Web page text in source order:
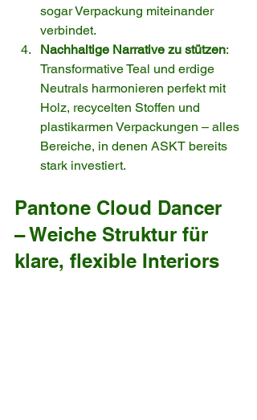
sogar Verpackung miteinander
verbindet.
Nachhaltige Narrative zu stützen:
Transformative Teal und erdige
Neutrals harmonieren perfekt mit
Holz, recycelten Stoffen und
plastikarmen Verpackungen – alles
Bereiche, in denen ASKT bereits
stark investiert.
Pantone Cloud Dancer
– Weiche Struktur für
klare, flexible Interiors